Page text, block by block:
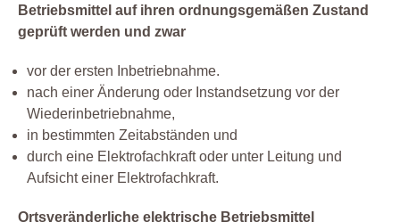
Betriebsmittel auf ihren ordnungsgemäßen Zustand
geprüft werden und zwar
vor der ersten Inbetriebnahme.
nach einer Änderung oder Instandsetzung vor der
Wiederinbetriebnahme,
in bestimmten Zeitabständen und
durch eine Elektrofachkraft oder unter Leitung und
Aufsicht einer Elektrofachkraft.
Ortsveränderliche elektrische Betriebsmittel